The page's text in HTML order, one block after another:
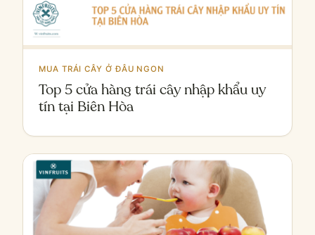
MUA TRÁI CÂY Ở ĐÂU NGON
Top 5 cửa hàng trái cây nhập khẩu uy
tín tại Biên Hòa